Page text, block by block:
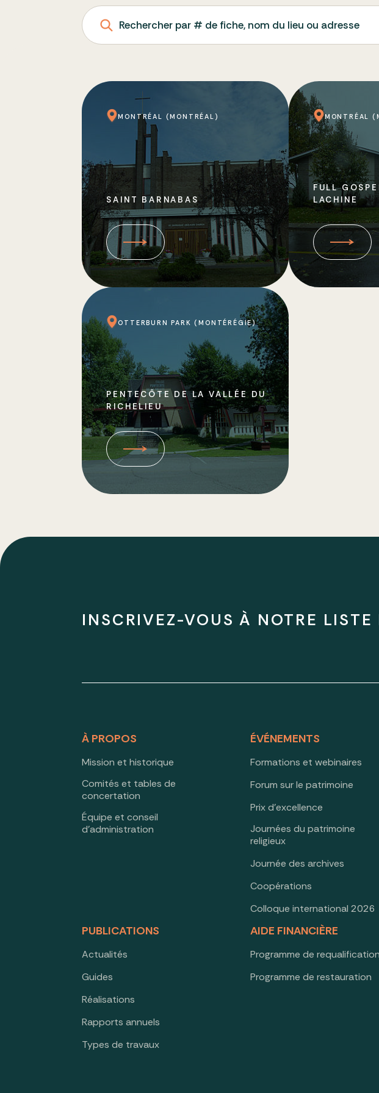
Rechercher par # de fiche, nom du lieu ou adresse
MONTRÉAL (MONTRÉAL)
SAINT BARNABAS
MONTRÉAL
FULL
LACHINE
OTTERBURN PARK (MONTÉRÉGIE)
PENTECÔTE DE LA VALLÉE DU
RICHELIEU
INSCRIVEZ-VOUS À NOTRE LISTE
À PROPOS
Mission et historique
Comités et tables de
concertation
Équipe et conseil
d’administration
ÉVÉNEMENTS
Formations et webinaires
Forum sur le patrimoine
Prix d’excellence
Journées du patrimoine
religieux
Journée des archives
Coopérations
Colloque international 2026
PUBLICATIONS
Actualités
Guides
Réalisations
Rapports annuels
Types de travaux
AIDE FINANCIÈRE
Programme de requalification
Programme de restauration